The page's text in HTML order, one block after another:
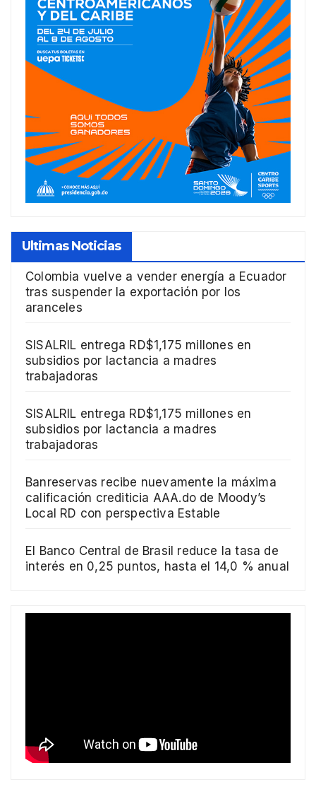
Ultimas Noticias
Colombia vuelve a vender energía a Ecuador
tras suspender la exportación por los
aranceles
SISALRIL entrega RD$1,175 millones en
subsidios por lactancia a madres
trabajadoras
SISALRIL entrega RD$1,175 millones en
subsidios por lactancia a madres
trabajadoras
Banreservas recibe nuevamente la máxima
calificación crediticia AAA.do de Moody’s
Local RD con perspectiva Estable
El Banco Central de Brasil reduce la tasa de
interés en 0,25 puntos, hasta el 14,0 % anual